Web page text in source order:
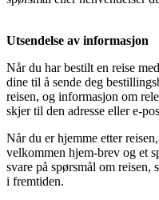
Utsendelse av informasjon
Når du har bestilt en reise
dine til å sende deg
reisen, og informasjon om
skjer til den adresse eller e-
Når du er hjemme etter
velkommen hjem-brev og et
svare på spørsmål om
i fremtiden.